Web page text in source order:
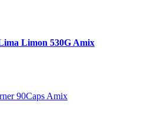
Limon 530G Amix